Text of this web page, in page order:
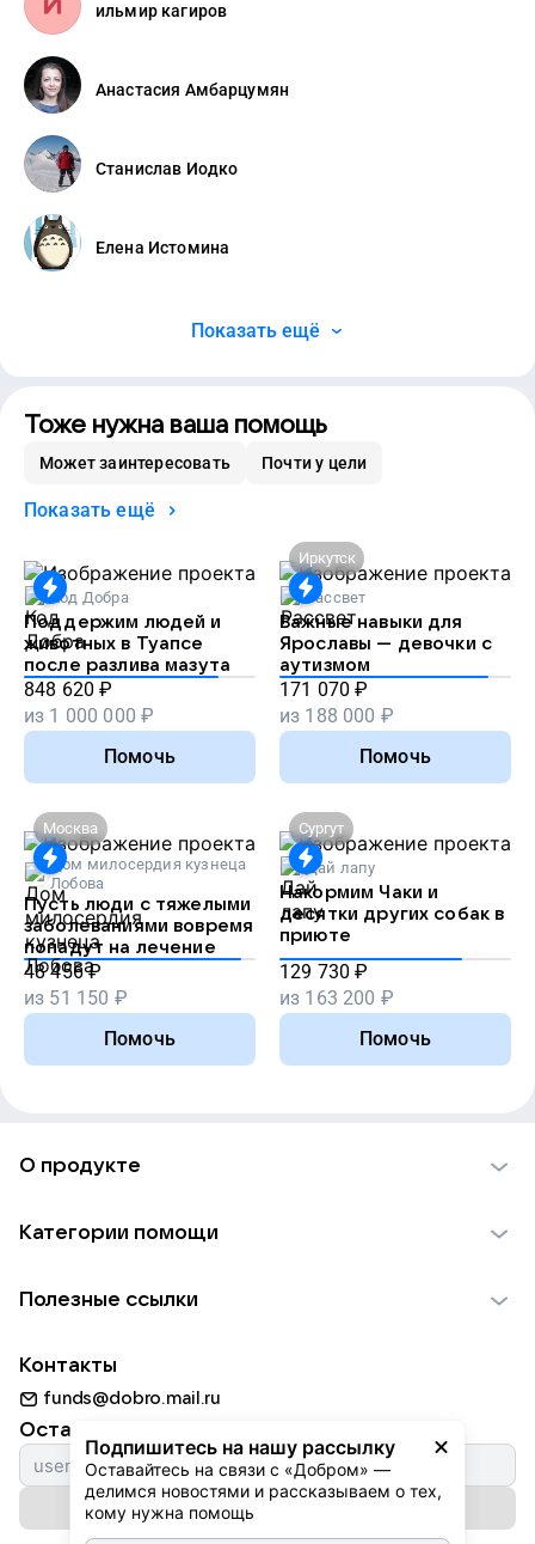
ильмир кагиров
Анастасия Амбарцумян
Станислав Иодко
Елена Истомина
Показать ещё
Тоже нужна ваша помощь
Может заинтересовать Почти у цели
Показать ещё
Код Добра
Поддержим людей и
животных в Туапсе
после разлива мазута
848 620 ₽
из 1 000 000 ₽
Помочь
Иркутск
Рассвет
Важные навыки для
Ярославы — девочки с
аутизмом
171 070 ₽
из 188 000 ₽
Помочь
Москва
Дом милосердия кузнеца
Лобова
Пусть люди с тяжелыми
заболеваниями вовремя
попадут на лечение
48 456 ₽
из 51 150 ₽
Помочь
Сургут
Дай лапу
Накормим Чаки и
десятки других собак в
приюте
129 730 ₽
из 163 200 ₽
Помочь
Подпишитесь на нашу рассылку
Оставайтесь на связи с «Добром» —
делимся новостями и рассказываем о тех,
кому нужна помощь
О продукте
Использование материалов
Для НКО
Партнерам
Категории помощи
Пожилым
Животным
Природе
Культуре
Фондам
Полезные ссылки
Добрый день
Истории
Автоплатежи
Контакты
funds@dobro.mail.ru
Оставайтесь с нами
Подписаться на рассылку